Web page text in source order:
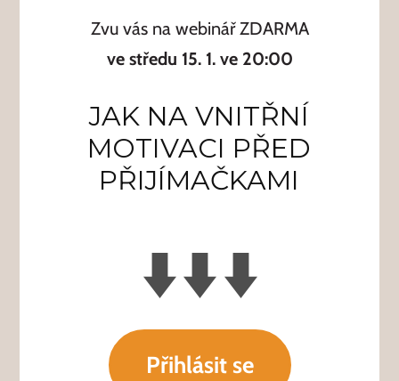
Zvu vás na webinář ZDARMA
ve středu 15. 1. ve 20:00
JAK NA VNITŘNÍ
MOTIVACI PŘED
PŘIJÍMAČKAMI
Přihlásit se